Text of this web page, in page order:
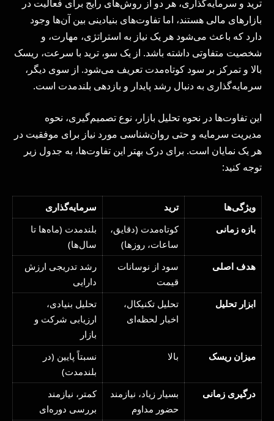
ترید و سرمایه‌گذاری، هر دو از روش‌های رایج برای فعالیت در
بازارهای مالی هستند، اما تفاوت‌های بنیادینی بین آن‌ها وجود
دارد که باعث می‌شود هر یک نیاز به استراتژی، مهارت، و
شخصیت متفاوتی داشته باشد. از یک سو، ترید با سرعت، ریسک
بالا و تمرکز بر سود کوتاه‌مدت تعریف می‌شود. از سوی دیگر،
سرمایه‌گذاری به دنبال رشد پایدار و بازدهی بلندمدت است.
این تفاوت‌ها در نحوه تحلیل بازار، نوع تصمیم‌گیری، نحوه
مدیریت سرمایه و حتی روان‌شناسی مورد نیاز برای موفقیت در
هر یک نمایان است. برای درک بهتر این تفاوت‌ها، به جدول زیر
توجه کنید:
ویژگی‌ها ترید
سرمایه‌گذاری
بازه زمانی
کوتاه‌مدت (دقایق،
ساعات، روزها)
بلندمدت (ماه‌ها تا
سال‌ها)
هدف اصلی
سود از نوسانات
قیمت
رشد تدریجی ارزش
دارایی
ابزار تحلیل
تحلیل تکنیکال،
اخبار لحظه‌ای
تحلیل بنیادی،
ارزیابی شرکت و
بازار
میزان ریسک
بالا
نسبتاً پایین (در
بلندمدت)
درگیری زمانی
بسیار زیاد، نیازمند
حضور مداوم
کمتر، نیازمند
بررسی دوره‌ای